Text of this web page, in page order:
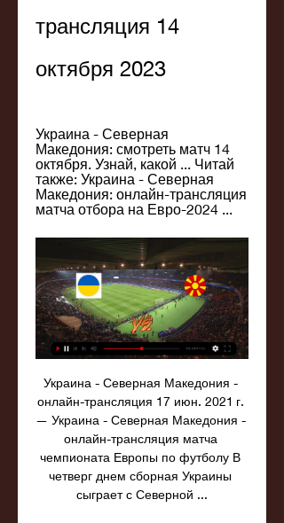
трансляция 14
октября 2023
Украина - Северная
Македония: смотреть матч 14
октября. Узнай, какой ... Читай
также: Украина - Северная
Македония: онлайн-трансляция
матча отбора на Евро-2024 ...
Украина - Северная Македония -
онлайн-трансляция 17 июн. 2021 г.
— Украина - Северная Македония -
онлайн-трансляция матча
чемпионата Европы по футболу В
четверг днем сборная Украины
сыграет с Северной ...